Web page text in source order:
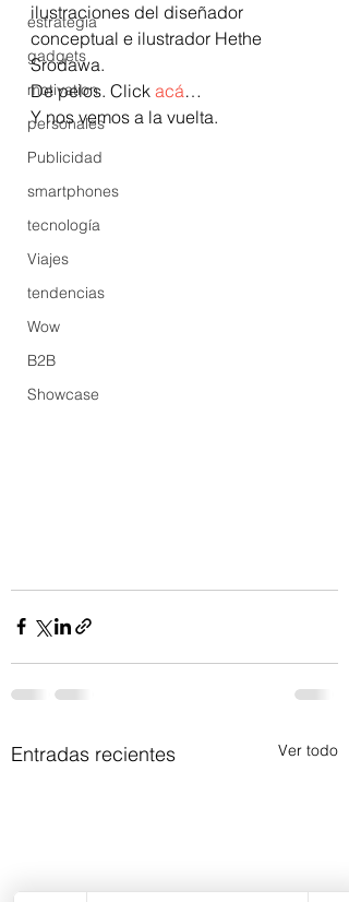
estrategia
gadgets
motivation
personales
Publicidad
smartphones
tecnología
Viajes
tendencias
Wow
B2B
Showcase
ilustraciones del diseñador
conceptual e ilustrador Hethe
Srodawa.
De pelos. Click acá…
Y nos vemos a la vuelta.
Entradas recientes Ver todo